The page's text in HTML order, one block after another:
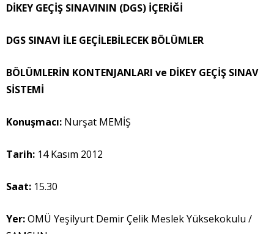
DİKEY GEÇİŞ SINAVININ (DGS) İÇERİĞİ
DGS SINAVI İLE GEÇİLEBİLECEK BÖLÜMLER
BÖLÜMLERİN KONTENJANLARI ve DİKEY GEÇİŞ SINAV
SİSTEMİ
Konuşmacı: Nurşat MEMİŞ
Tarih: 14 Kasım 2012
Saat: 15.30
Yer:OMÜ Yeşilyurt Demir Çelik Meslek Yüksekokulu /